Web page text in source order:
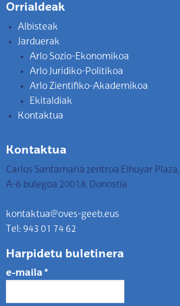
Orrialdeak
Albisteak
Jarduerak
Arlo Sozio-Ekonomikoa
Arlo Juridiko-Politikoa
Arlo Zientifiko-Akademikoa
Ekitaldiak
Kontaktua
Kontaktua
Carlos Santamaria zentroa Elhuyar Plaza,
A-6 bulegoa 20018, Donostia
kontaktua@oves-geeb.eus
Tel: 943 01 74 62
Harpidetu buletinera
e-maila *